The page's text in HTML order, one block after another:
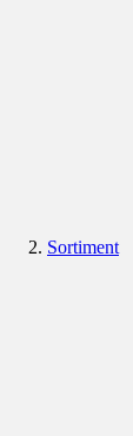
Sortiment